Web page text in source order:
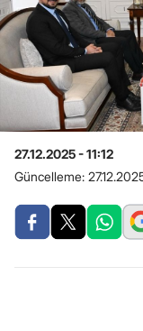
27.12.2025 - 11:12
Güncelleme: